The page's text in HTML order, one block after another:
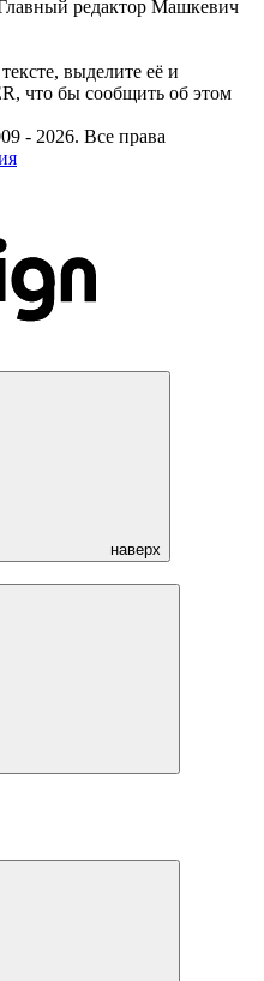
редактор Машкевич
выделите её и
что бы сообщить об этом
- 2026. Все права
наверх